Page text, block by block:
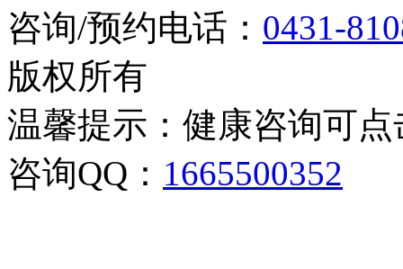
咨询/预约电话： 0431-
版权所有
温馨提示：健康咨询可
咨询QQ： 1665500352